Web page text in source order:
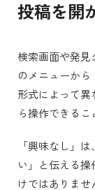
投稿を開
検索画面や発見
のメニューか
形式によって
ら操作できるこ
「興味なし」
い」と伝える
けではありま